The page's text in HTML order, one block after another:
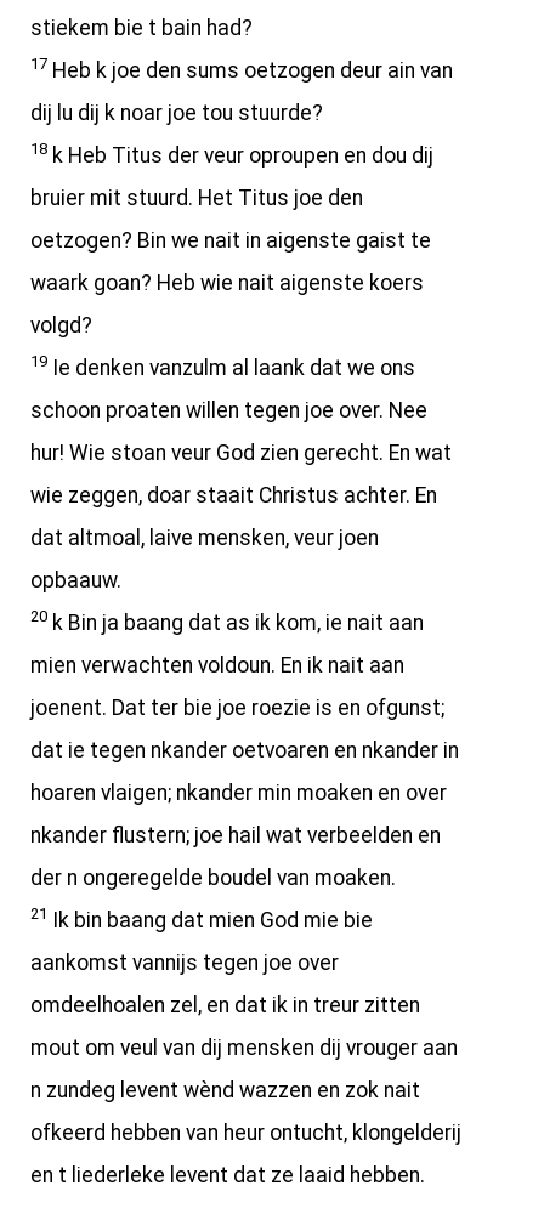
stiekem bie t bain had?
17 Heb k joe den sums oetzogen deur ain van
dij lu dij k noar joe tou stuurde?
18 k Heb Titus der veur oproupen en dou dij
bruier mit stuurd. Het Titus joe den
oetzogen? Bin we nait in aigenste gaist te
waark goan? Heb wie nait aigenste koers
volgd?
19 Ie denken vanzulm al laank dat we ons
schoon proaten willen tegen joe over. Nee
hur! Wie stoan veur God zien gerecht. En wat
wie zeggen, doar staait Christus achter. En
dat altmoal, laive mensken, veur joen
opbaauw.
20 k Bin ja baang dat as ik kom, ie nait aan
mien verwachten voldoun. En ik nait aan
joenent. Dat ter bie joe roezie is en ofgunst;
dat ie tegen nkander oetvoaren en nkander in
hoaren vlaigen; nkander min moaken en over
nkander flustern; joe hail wat verbeelden en
der n ongeregelde boudel van moaken.
21 Ik bin baang dat mien God mie bie
aankomst vannijs tegen joe over
omdeelhoalen zel, en dat ik in treur zitten
mout om veul van dij mensken dij vrouger aan
n zundeg levent wènd wazzen en zok nait
ofkeerd hebben van heur ontucht, klongelderij
en t liederleke levent dat ze laaid hebben.